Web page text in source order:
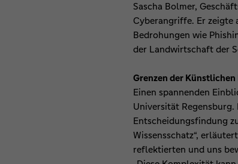
Sascha Bolmer,
Cyberangriffe. Er
Bedrohungen wie
der Landwirtschaft der
Grenzen der
Einen spannenden
Universität
Entscheidungsfindung
Wissensschatz“,
reflektierten und uns